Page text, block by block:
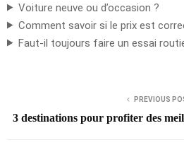
Voiture neuve ou d’occasion ?
Comment savoir si le prix est
Faut-il toujours faire un essai
PREVIOUS
3 destinations pour profiter des